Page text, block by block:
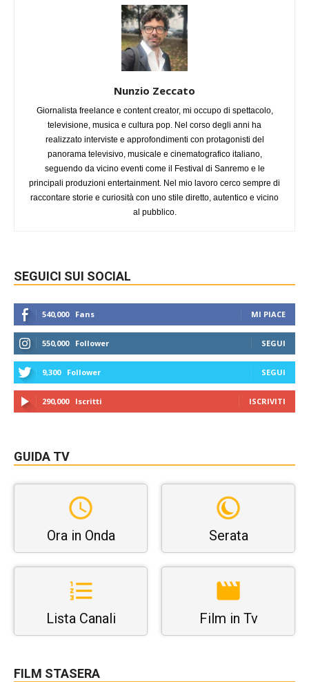
Nunzio Zeccato
Giornalista freelance e content creator, mi occupo di spettacolo,
televisione, musica e cultura pop. Nel corso degli anni ha
realizzato interviste e approfondimenti con protagonisti del
panorama televisivo, musicale e cinematografico italiano,
seguendo da vicino eventi come il Festival di Sanremo e le
principali produzioni entertainment. Nel mio lavoro cerco sempre di
raccontare storie e curiosità con uno stile diretto, autentico e vicino
al pubblico.
SEGUICI SUI SOCIAL
540,000 Fans MI PIACE
550,000 Follower SEGUI
9,300 Follower SEGUI
290,000 Iscritti ISCRIVITI
GUIDA TV
Ora in Onda Serata
Lista Canali Film in Tv
FILM STASERA